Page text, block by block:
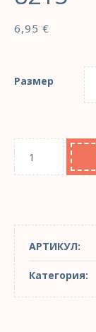
6,95 €
Размер
АРТИКУЛ:
Категория: